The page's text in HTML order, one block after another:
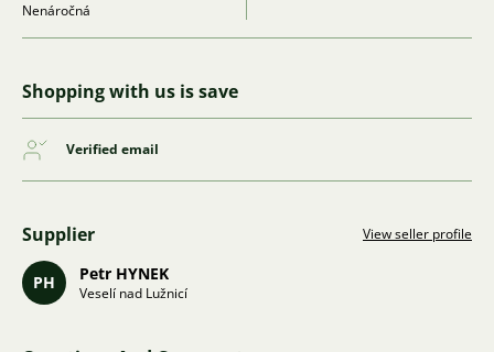
Nenáročná
Shopping with us is save
Verified email
Supplier View seller profile
PH Petr HYNEK
Veselí nad Lužnicí